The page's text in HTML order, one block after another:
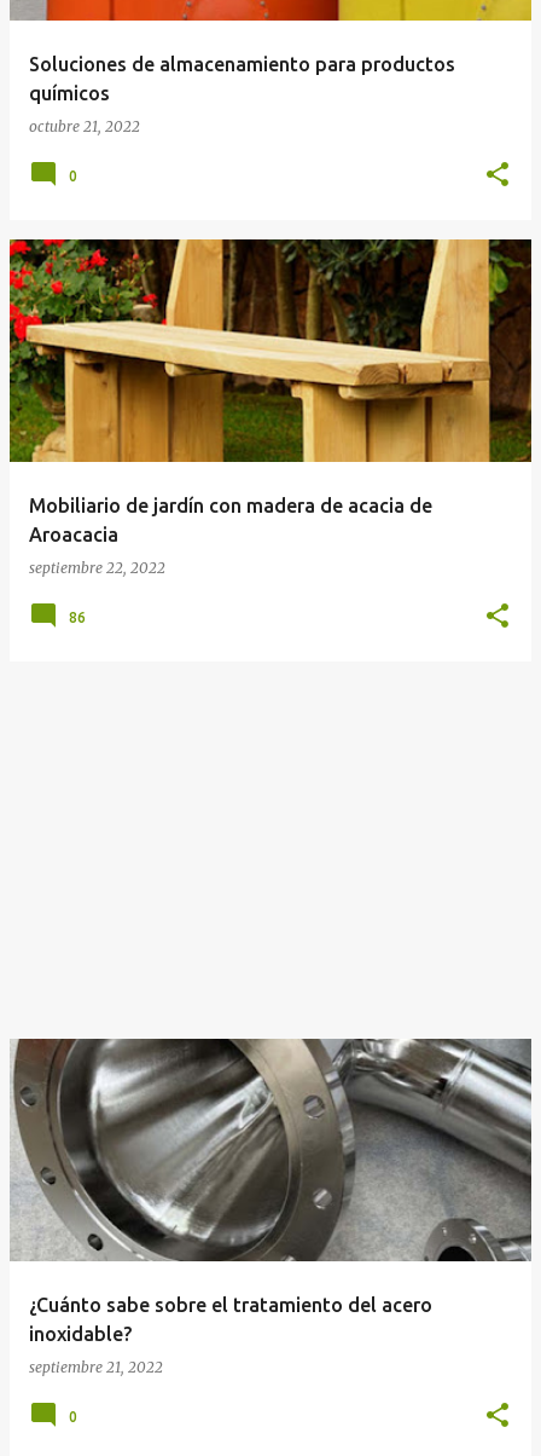
Soluciones de almacenamiento para productos
químicos
octubre 21, 2022
0
Mobiliario de jardín con madera de acacia de
Aroacacia
septiembre 22, 2022
86
¿Cuánto sabe sobre el tratamiento del acero
inoxidable?
septiembre 21, 2022
0